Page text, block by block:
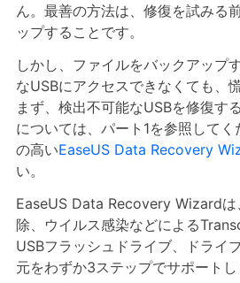
ん。最善の方法は、修復を試みる
ップすることです。
しかし、ファイルをバックアップ
なUSBにアクセスできなくても、
まず、検出不可能なUSBを修復す
については、パート1を参照して
の高いEaseUS Data Recovery
い。
EaseUS Data Recovery Wizardは
除、ウイルス感染などによる
USBフラッシュドライブ、ドライ
元をわずか3ステップでサポートし